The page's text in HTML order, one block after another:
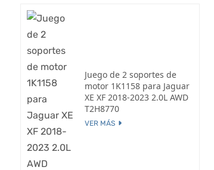
Juego de 2 soportes de
motor 1K1158 para Jaguar
XE XF 2018-2023 2.0L AWD
T2H8770
VER MÁS